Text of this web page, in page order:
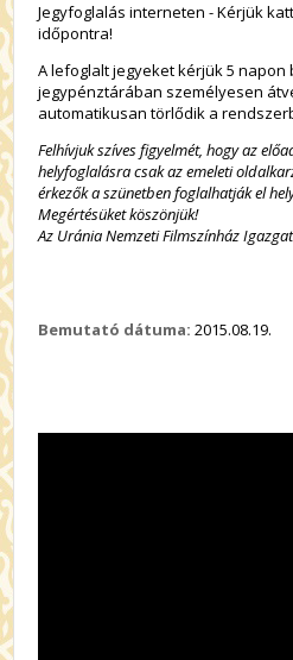
Jegyfoglalás interneten - Kérjük
időpontra!
A lefoglalt jegyeket kérjük 5 napon
jegypénztárában személyesen
automatikusan törlődik a
Felhívjuk szíves figyelmét, hogy az
helyfoglalásra csak az emeleti
érkezők a szünetben foglalhatják el
Megértésüket köszönjük!
Az Uránia Nemzeti Filmszínház
Bemutató dátuma: 2015.08.19.